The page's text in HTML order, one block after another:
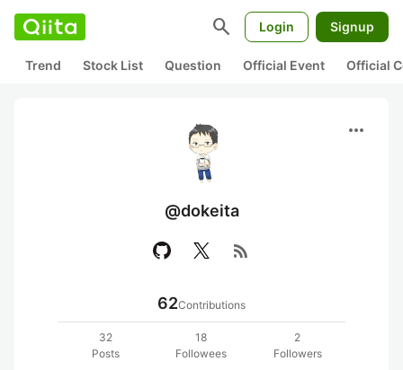
search Login Signup
Trend Stock List Question Official Event Official
more_horiz
@dokeita
rss_feed
62Contributions
32
Posts
18
Followees
2
Followers